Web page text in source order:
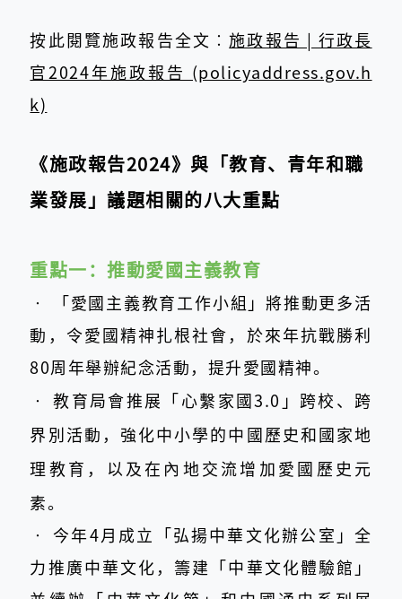
按此閱覽施政報告全文︰施政報告 | 行政長
官2024年施政報告 (policyaddress.gov.h
k)
《施政報告2024》與「教育、青年和職
業發展」議題相關的八大重點
重點一：推動愛國主義教育
‧ 「愛國主義教育工作小組」將推動更多活
動，令愛國精神扎根社會，於來年抗戰勝利
80周年舉辦紀念活動，提升愛國精神。
‧教育局會推展「心繫家國3.0」跨校、跨
界別活動，強化中小學的中國歷史和國家地
理教育，以及在內地交流增加愛國歷史元
素。
‧今年4月成立「弘揚中華文化辦公室」全
力推廣中華文化，籌建「中華文化體驗館」